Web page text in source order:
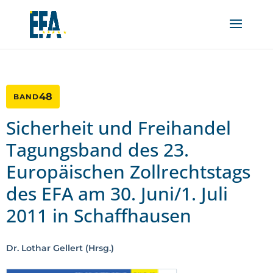
BAND48
Sicherheit und Freihandel
Tagungsband des 23.
Europäischen Zollrechtstags
des EFA am 30. Juni/1. Juli
2011 in Schaffhausen
Dr. Lothar Gellert (Hrsg.)